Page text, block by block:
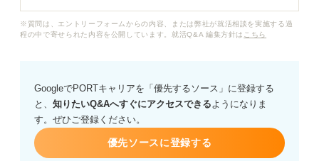
ば、リアルな働き方やワークライフバランスを教えても
す。
※質問は、エントリーフォームからの内容、または弊社が就活相談を実施する過
程の中で寄せられた内容を公開しています。就活Q&A 編集方針は こちら
GoogleでPORTキャリアを「優先するソース」に登録する
と、 知りたいQ&Aへすぐにアクセスできるようになりま
す。ぜひご登録ください。
優先ソースに登録する